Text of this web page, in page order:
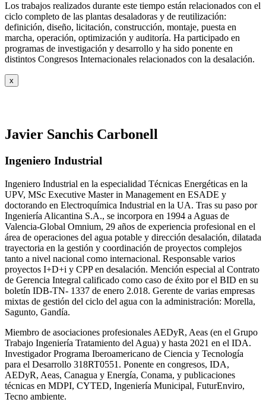
Los trabajos realizados durante este tiempo están relacionados con el
ciclo completo de las plantas desaladoras y de reutilización:
definición, diseño, licitación, construcción, montaje, puesta en
marcha, operación, optimización y auditoría. Ha participado en
programas de investigación y desarrollo y ha sido ponente en
distintos Congresos Internacionales relacionados con la desalación.
x
Javier Sanchis Carbonell
Ingeniero Industrial
Ingeniero Industrial en la especialidad Técnicas Energéticas en la
UPV, MSc Executive Master in Management en ESADE y
doctorando en Electroquímica Industrial en la UA. Tras su paso por
Ingeniería Alicantina S.A., se incorpora en 1994 a Aguas de
Valencia-Global Omnium, 29 años de experiencia profesional en el
área de operaciones del agua potable y dirección desalación, dilatada
trayectoria en la gestión y coordinación de proyectos complejos
tanto a nivel nacional como internacional. Responsable varios
proyectos I+D+i y CPP en desalación. Mención especial al Contrato
de Gerencia Integral calificado como caso de éxito por el BID en su
boletín IDB-TN- 1337 de enero 2.018. Gerente de varias empresas
mixtas de gestión del ciclo del agua con la administración: Morella,
Sagunto, Gandía.
Miembro de asociaciones profesionales AEDyR, Aeas (en el Grupo
Trabajo Ingeniería Tratamiento del Agua) y hasta 2021 en el IDA.
Investigador Programa Iberoamericano de Ciencia y Tecnología
para el Desarrollo 318RT0551. Ponente en congresos, IDA,
AEDyR, Aeas, Canagua y Energía, Conama, y publicaciones
técnicas en MDPI, CYTED, Ingeniería Municipal, FuturEnviro,
Tecno ambiente.